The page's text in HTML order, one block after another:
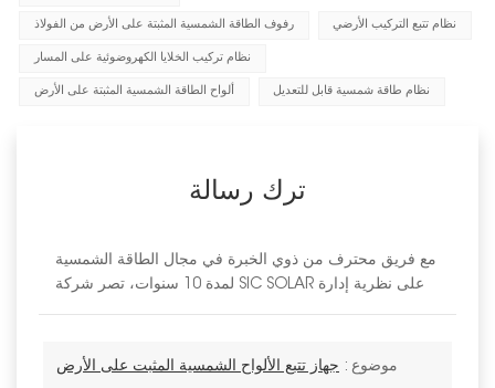
رفوف الطاقة الشمسية المثبتة على الأرض من الفولاذ نظام تتبع التركيب الأرضي
نظام تركيب الخلايا الكهروضوئية على المسار
ألواح الطاقة الشمسية المثبتة على الأرض نظام طاقة شمسية قابل للتعديل
ترك رسالة
مع فريق محترف من ذوي الخبرة في مجال الطاقة الشمسية
لمدة 10 سنوات، تصر شركة SIC SOLAR على نظرية إدارة
موضوع : جهاز تتبع الألواح الشمسية المثبت على الأرض